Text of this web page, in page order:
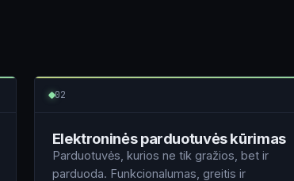
02
Elektroninės parduotuvės kūrimas
Parduotuvės, kurios ne tik gražios, bet ir
parduoda. Funkcionalumas, greitis ir